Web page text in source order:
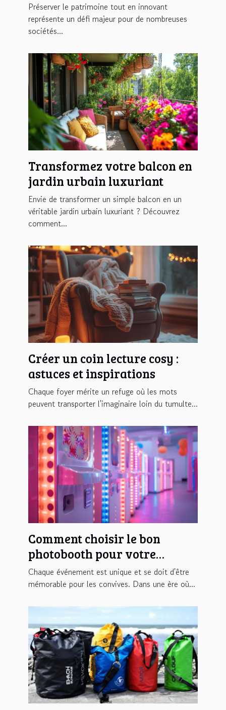
Préserver le patrimoine tout en innovant
représente un défi majeur pour de nombreuses
sociétés...
Transformez votre balcon en
jardin urbain luxuriant
Envie de transformer un simple balcon en un
véritable jardin urbain luxuriant ? Découvrez
comment...
Créer un coin lecture cosy :
astuces et inspirations
Chaque foyer mérite un refuge où les mots
peuvent transporter l'imaginaire loin du tumulte...
Comment choisir le bon
photobooth pour votre
événement
Chaque événement est unique et se doit d'être
mémorable pour les convives. Dans une ère où...